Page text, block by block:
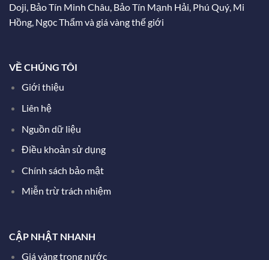
Doji, Bảo Tín Minh Châu, Bảo Tín Mạnh Hải, Phú Quý, Mi
Hồng, Ngọc Thẩm và giá vàng thế giới
VỀ CHÚNG TÔI
Giới thiệu
Liên hệ
Nguồn dữ liệu
Điều khoản sử dụng
Chính sách bảo mật
Miễn trừ trách nhiệm
CẬP NHẬT NHANH
Giá vàng trong nước